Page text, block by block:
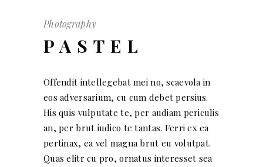
Photography
PASTEL
Offendit intellegebat mei no, scaevola in
eos adversarium, cu cum debet persius.
His quis vulputate te, per audiam periculis
an, per brut iudico te tantas. Ferri ex ea
pertinax, ea vel magna brut eu volutpat.
Quas elitr cu pro, ornatus interesset sea